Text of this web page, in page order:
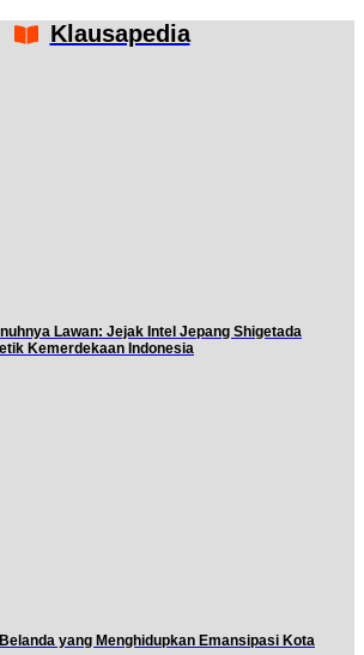
Klausapedia
Lawan: Jejak Intel Jepang Shigetada
Kemerdekaan Indonesia
yang Menghidupkan Emansipasi Kota